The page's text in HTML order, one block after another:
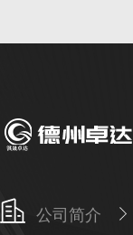
公司简介